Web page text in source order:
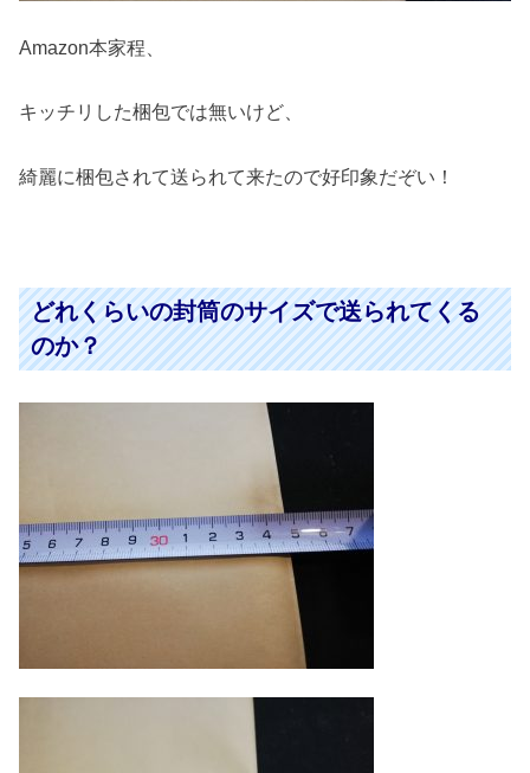
Amazon本家程、
キッチリした梱包では無いけど、
綺麗に梱包されて送られて来たので好印象だぞい！
どれくらいの封筒のサイズで送られてくる
のか？